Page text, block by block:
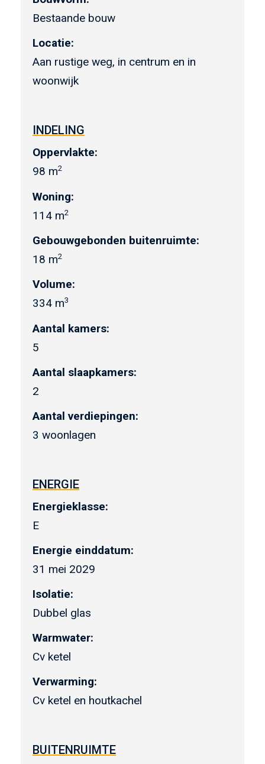
Bestaande bouw
Locatie:
Aan rustige weg, in centrum en in
woonwijk
INDELING
Oppervlakte:
98 m2
Woning:
114 m2
Gebouwgebonden buitenruimte:
18 m2
Volume:
334 m3
Aantal kamers:
5
Aantal slaapkamers:
2
Aantal verdiepingen:
3 woonlagen
ENERGIE
Energieklasse:
E
Energie einddatum:
31 mei 2029
Isolatie:
Dubbel glas
Warmwater:
Cv ketel
Verwarming:
Cv ketel en houtkachel
BUITENRUIMTE